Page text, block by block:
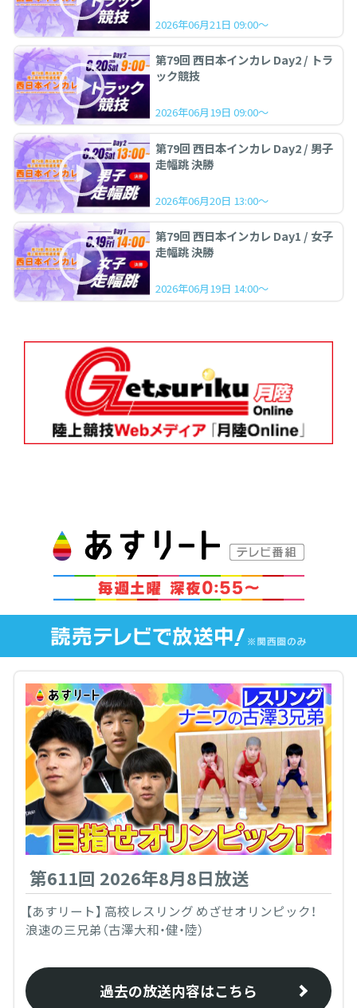
2026年06月21日 09:00～
第79回 西日本インカレ Day2 / トラ
ック競技
2026年06月19日 09:00～
第79回 西日本インカレ Day2 / 男子
走幅跳 決勝
2026年06月20日 13:00～
第79回 西日本インカレ Day1 / 女子
走幅跳 決勝
2026年06月19日 14:00～
第611回 2026年8月8日放送
【あすリート】 高校レスリング めざせオリンピック！
浪速の三兄弟（古澤大和・健・陸）
過去の放送内容はこちら